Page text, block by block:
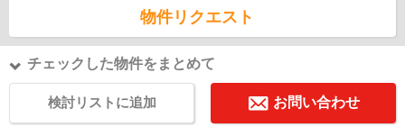
物件リクエスト
チェックした物件をまとめて
検討リストに追加 お問い合わせ